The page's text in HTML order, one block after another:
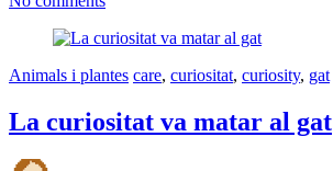
Animals i plantes care, curiositat, curiosity, gat
La curiositat va matar al gat